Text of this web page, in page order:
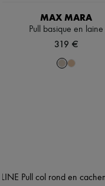
MAX MARA
Pull basique en laine
319 €